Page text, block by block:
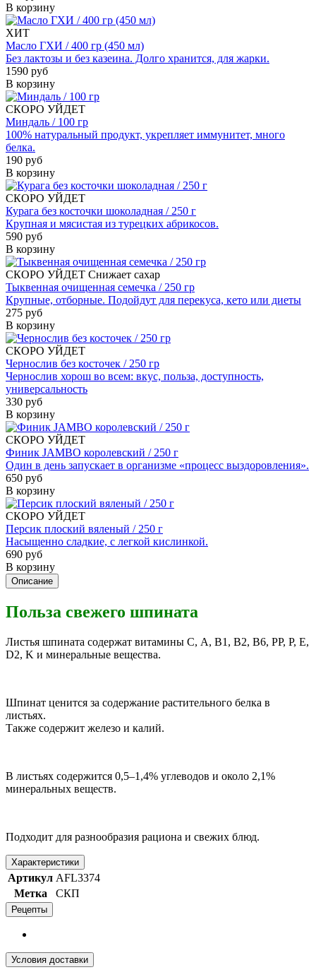
В корзину
ХИТ
Масло ГХИ / 400 гр (450 мл)
Без лактозы и без казеина. Долго хранится, для жарки.
1590 руб
В корзину
СКОРО УЙДЕТ
Миндаль / 100 гр
100% натуральный продукт, укрепляет иммунитет, много
белка.
190 руб
В корзину
СКОРО УЙДЕТ
Курага без косточки шоколадная / 250 г
Крупная и мясистая из турецких абрикосов.
590 руб
В корзину
СКОРО УЙДЕТ Снижает сахар
Тыквенная очищенная семечка / 250 гр
Крупные, отборные. Подойдут для перекуса, кето или диеты
275 руб
В корзину
СКОРО УЙДЕТ
Чернослив без косточек / 250 гр
Чернослив хорош во всем: вкус, польза, доступность,
универсальность
330 руб
В корзину
СКОРО УЙДЕТ
Финик JAMBO королевский / 250 г
Один в день запускает в организме «процесс выздоровления».
650 руб
В корзину
СКОРО УЙДЕТ
Персик плоский вяленый / 250 г
Насыщенно сладкие, с легкой кислинкой.
690 руб
В корзину
Описание
Польза свежего шпината
Листья шпината содержат витамины С, A, B1, B2, B6, PP, P, E,
D2, K и минеральные вещества.
Шпинат ценится за содержание растительного белка в
листьях.
Также содержит железо и калий.
В листьях содержится 0,5–1,4% углеводов и около 2,1%
минеральных веществ.
Подходит для разнообразия рациона и свежих блюд.
Характеристики
Артикул AFL3374
Метка
СКП
Рецепты
Условия доставки